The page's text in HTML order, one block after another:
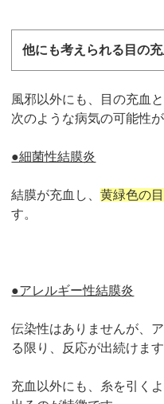
他にも考えられる目の
風邪以外にも、目の充血
次のような病気の可能性
●細菌性結膜炎
結膜が充血し、黄緑色の
す。
●アレルギー性結膜炎
伝染性はありませんが、
る限り、反応が出続けます
充血以外にも、糸を引く